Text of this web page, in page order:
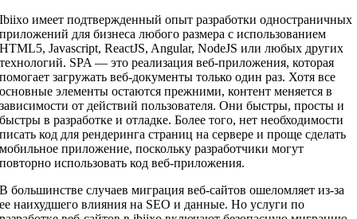
Ibiixo имеет подтвержденный опыт разработки одностраничных
приложений для бизнеса любого размера с использованием
HTML5, Javascript, ReactJS, Angular, NodeJS или любых других
технологий. SPA — это реализация веб-приложения, которая
помогает загружать веб-документы только один раз. Хотя все
основные элементы остаются прежними, контент меняется в
зависимости от действий пользователя. Они быстры, просты и
быстры в разработке и отладке. Более того, нет необходимости
писать код для рендеринга страниц на сервере и проще сделать
мобильное приложение, поскольку разработчики могут
повторно использовать код веб-приложения.
В большинстве случаев миграция веб-сайтов ошеломляет из-за
ее наихудшего влияния на SEO и данные. Но услуги по